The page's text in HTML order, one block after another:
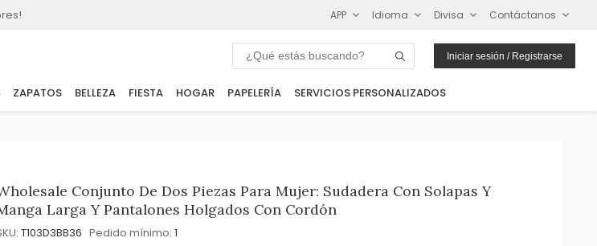
APP Idioma Divisa Contáctanos
Iniciar sesión / Registrarse
ZAPATOS BELLEZA FIESTA HOGAR PAPELERÍA SERVICIOS PERSONALIZADOS
Conjunto De Dos Piezas Para Mujer: Sudadera Con Solapas Y
Larga Y Pantalones Holgados Con Cordón
T103D3BB36 Pedido mínimo: 1